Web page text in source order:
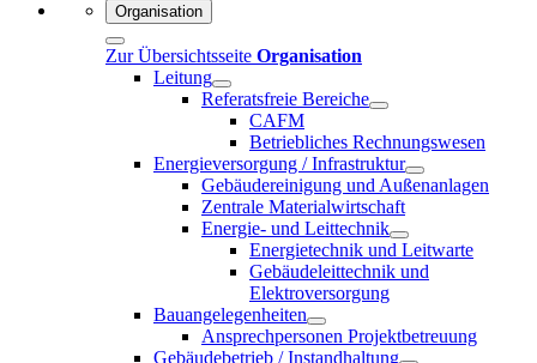
Organisation
Zur Übersichtsseite Organisation
Leitung
Referatsfreie Bereiche
CAFM
Betriebliches Rechnungswesen
Energieversorgung / Infrastruktur
Gebäudereinigung und Außenanlagen
Zentrale Materialwirtschaft
Energie- und Leittechnik
Energietechnik und Leitwarte
Gebäudeleittechnik und
Elektroversorgung
Bauangelegenheiten
Ansprechpersonen Projektbetreuung
Gebäudebetrieb / Instandhaltung